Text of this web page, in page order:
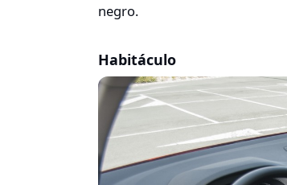
negro.
Habitáculo